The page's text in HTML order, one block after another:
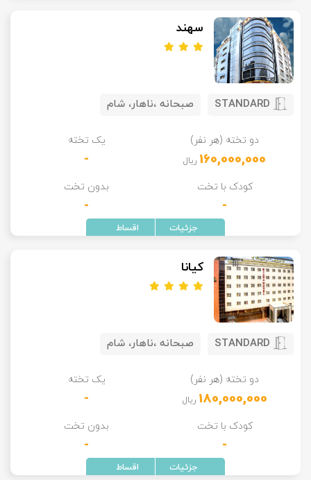
سهند
STANDARD صبحانه ،ناهار، شام
دو تخته (هر نفر)
160,000,000 ریال
یک تخته
-
کودک با تخت
-
بدون تخت
-
کیانا
STANDARD صبحانه ،ناهار، شام
دو تخته (هر نفر)
180,000,000 ریال
یک تخته
-
کودک با تخت
-
بدون تخت
-